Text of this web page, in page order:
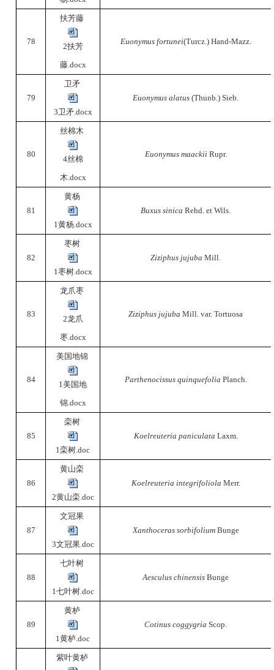
78
扶芳藤
2扶芳
藤.docx
Euonymus fortunei(Turcz.) Hand-Mazz.
79
卫矛
3卫矛.docx
Euonymus alatus (Thunb.) Sieb.
80
丝棉木
4丝棉
木.docx
Euonymus maackii Rupr.
81
黄杨
1黄杨.docx
Buxus sinica Rehd. et Wils.
82
枣树
1枣树.docx
Ziziphus jujuba Mill.
83
龙爪枣
2龙爪
枣.docx
Ziziphus jujuba Mill. var. Tortuosa
84
美国地锦
1美国地
锦.docx
Parthenocissus quinquefolia Planch.
85
栾树
1栾树.doc
Koelreuteria paniculata Laxm.
86
黄山栾
2黄山栾.doc
Koelreuteria integrifoliola Merr.
87
文冠果
3文冠果.doc
Xanthoceras sorbifoliumBunge
88
七叶树
1七叶树.doc
Aesculus chinensis Bunge
89
黄栌
1黄栌.doc
Cotinus coggygria Scop.
紫叶黄栌